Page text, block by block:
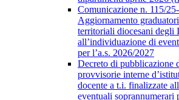
Comunicazione n. 115/
Aggiornamento
territoriali diocesani degli
all’individuazione di
per l’a.s. 2026/2027
Decreto di pubblicazione
provvisorie interne
docente a t.i. finalizzate
eventuali soprannumerari